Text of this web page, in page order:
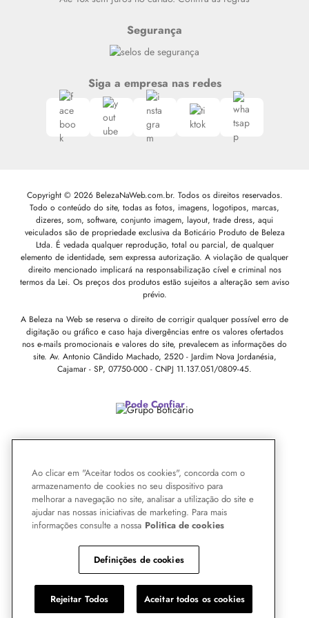
Segurança
Siga a empresa nas redes
Copyright © 2026 BelezaNaWeb.com.br. Todos os direitos reservados.
Todo o conteúdo do site, todas as fotos, imagens, logotipos, marcas,
dizeres, som, software, conjunto imagem, layout, trade dress, aqui
veiculados são de propriedade exclusiva da Boticário Produto de Beleza
Ltda. É vedada qualquer reprodução, total ou parcial, de qualquer
elemento de identidade, sem expressa autorização. A violação de qualquer
direito mencionado implicará na responsabilização cível e criminal nos
termos da Lei. Os preços dos produtos estão sujeitos a alteração sem aviso
prévio.
A Beleza na Web se reserva o direito de corrigir qualquer possível erro de
digitação ou gráfico e caso haja divergências entre os valores ofertados
nos e-mails promocionais e valores do site, prevalecem as informações do
site. Av. Antonio Cândido Machado, 2520 - Jardim Nova Jordanésia,
Cajamar - SP, 07750-000 - CNPJ 11.137.051/0809-45.
Pode Confiar
Ao clicar em "Aceitar todos os cookies", concorda com o
armazenamento de cookies no seu dispositivo para
melhorar a navegação no site, analisar a utilização do site e
ajudar nas nossas iniciativas de marketing. Para mais
informações consulte a nossa Politica de cookies
Definições de cookies
Rejeitar Todos Aceitar todos os cookies